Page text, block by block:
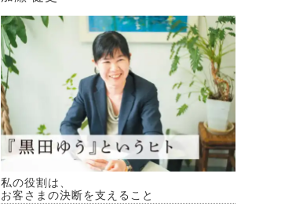
私の役割は、
お客さまの決断を支えること